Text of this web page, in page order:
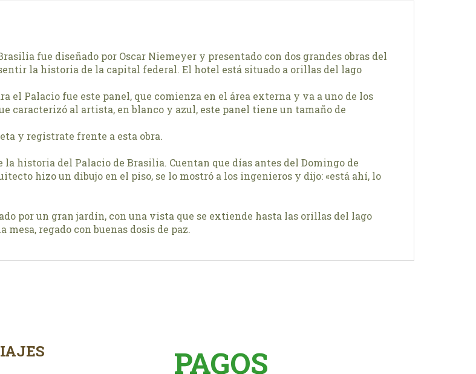
fue diseñado por Oscar Niemeyer y presentado con dos grandes obras del
la historia de la capital federal. El hotel está situado a orillas del lago
el Palacio fue este panel, que comienza en el área externa y va a uno de los
caracterizó al artista, en blanco y azul, este panel tiene un tamaño de
y registrate frente a esta obra.
historia del Palacio de Brasilia. Cuentan que días antes del Domingo de
hizo un dibujo en el piso, se lo mostró a los ingenieros y dijo: «está ahí, lo
por un gran jardín, con una vista que se extiende hasta las orillas del lago
regado con buenas dosis de paz.
PAGOS